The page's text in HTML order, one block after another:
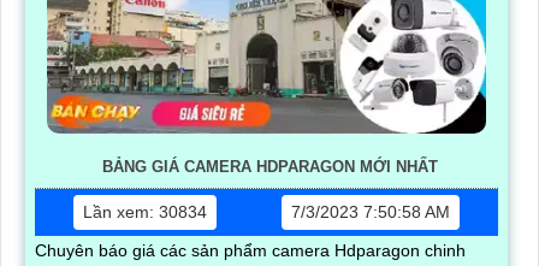
BẢNG GIÁ CAMERA HDPARAGON MỚI NHẤT
Lần xem: 30834
7/3/2023 7:50:58 AM
Chuyên báo giá các sản phẩm camera Hdparagon chinh